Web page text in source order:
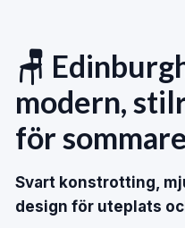
🪑
modern,
för
Svart konstrotting,
design för uteplats